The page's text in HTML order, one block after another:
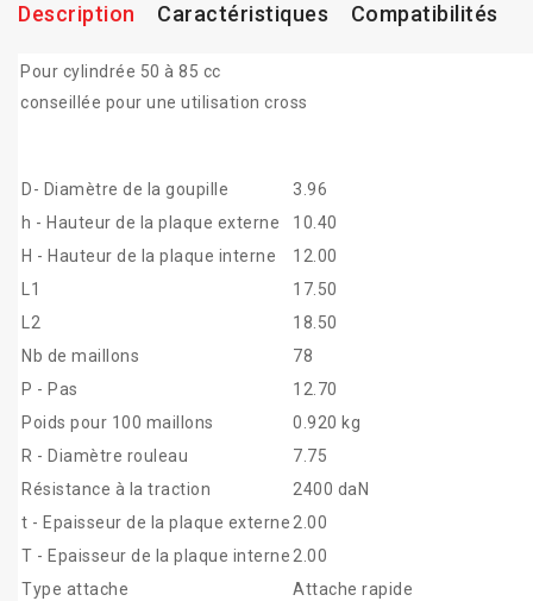
Description Caractéristiques Compatibilités
Pour cylindrée 50 à 85 cc
conseillée pour une utilisation cross
D- Diamètre de la goupille
3.96
h - Hauteur de la plaque externe
10.40
H - Hauteur de la plaque interne
12.00
L1
17.50
L2
18.50
Nb de maillons
78
P - Pas
12.70
Poids pour 100 maillons
0.920 kg
R - Diamètre rouleau
7.75
Résistance à la traction
2400 daN
t - Epaisseur de la plaque externe 2.00
T - Epaisseur de la plaque interne 2.00
Type attache
Attache rapide